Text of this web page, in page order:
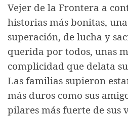
Vejer de la Frontera a
historias más bonitas,
superación, de lucha y
querida por todos, unas
complicidad que delata
Las familias supieron
más duros como sus
pilares más fuerte de sus